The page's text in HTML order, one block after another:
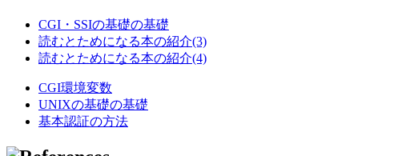
CGI・SSIの基礎の基礎
読むとためになる本の紹介(3)
読むとためになる本の紹介(4)
CGI環境変数
UNIXの基礎の基礎
基本認証の方法